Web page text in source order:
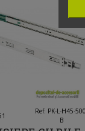
Îmi placeRef: PK-L-H45-
B